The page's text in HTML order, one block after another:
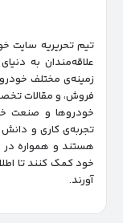
تیم تحریریه سایت
علاقه‌مندان به
زمینه‌‌ی مختلف
فروش، و مقالات
خودروها و صنعت
تجربه‌ی کاری و
هستند و همواره در
خود کمک کنند تا
آورند.